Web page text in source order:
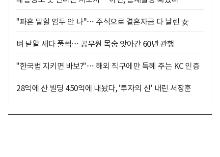
"파혼 말할 엄두 안 나"… 주식으로 결혼자금 다 날린 女
벼 낱알 세다 풀썩… 공무원 목숨 앗아간 60년 관행
"한국법 지키면 바보?"… 해외 직구에만 특혜 주는 KC 인증
28억에 산 빌딩 450억에 내놨다, '투자의 신' 내린 서장훈